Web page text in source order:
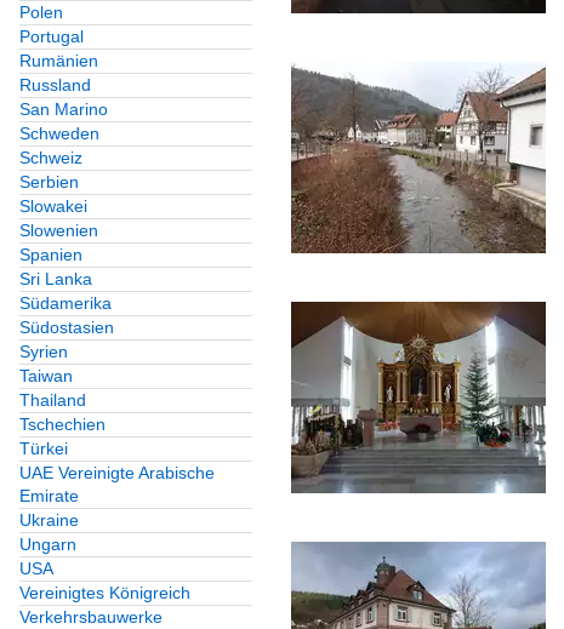
Polen
Portugal
Rumänien
Russland
San Marino
Schweden
Schweiz
Serbien
Slowakei
Slowenien
Spanien
Sri Lanka
Südamerika
Südostasien
Syrien
Taiwan
Thailand
Tschechien
Türkei
UAE Vereinigte Arabische
Emirate
Ukraine
Ungarn
USA
Vereinigtes Königreich
Verkehrsbauwerke